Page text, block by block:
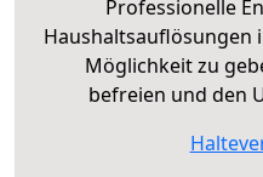
Professionelle
Haushaltsauflösungen
Möglichkeit zu
befreien und den